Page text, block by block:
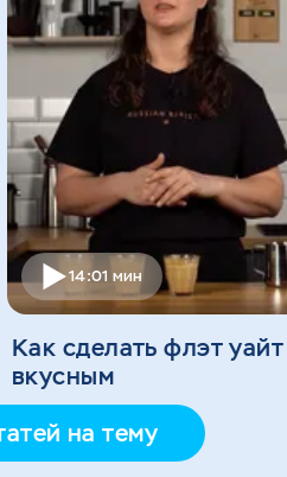
14:01 мин
Как сделать флэт уайт
вкусным
на тему